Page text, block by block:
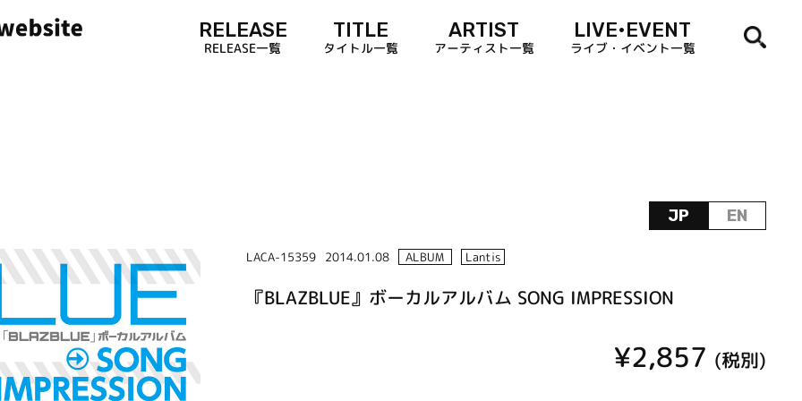
RELEASE
RELEASE一覧
TITLE
タイトル一覧
ARTIST
アーティスト一覧
LIVE•EVENT
ライブ・イベント一覧
JP EN
LACA-15359 2014.01.08 ALBUM Lantis
『BLAZBLUE』ボーカルアルバム SONG IMPRESSION
¥2,857 (税別)